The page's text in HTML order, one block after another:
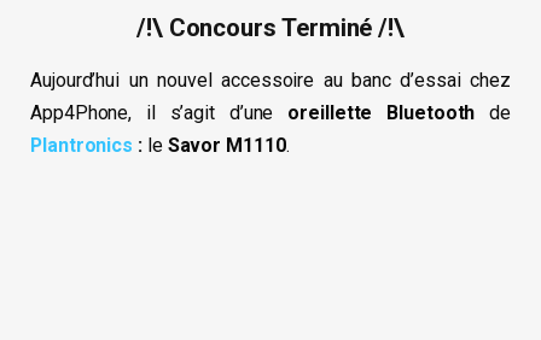
/!\ Concours Terminé /!\
Aujourd’hui un nouvel accessoire au banc d’essai chez
App4Phone, il s’agit d’une oreillette Bluetooth de
Plantronics : le Savor M1110.